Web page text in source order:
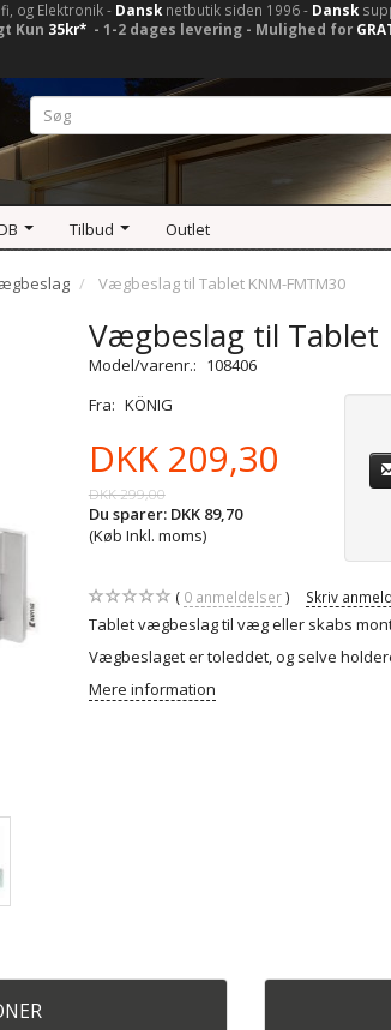
og Elektronik - Dansknetbutik siden 1996 - Dansk
Kun 35kr* - 1-2 dages levering - Mulighed for
Tilbud Outlet
Vægbeslag til Tablet KNM-FMTM30
Vægbeslag til Tablet
Model/varenr.: 108406
Fra: KÖNIG
DKK 209,30
DKK 299,00
Du sparer: DKK 89,70
(Køb Inkl. moms)
0anmeldelser Skriv
Tablet vægbeslag til væg eller skabs
Vægbeslaget er toleddet, og selve
Mere information